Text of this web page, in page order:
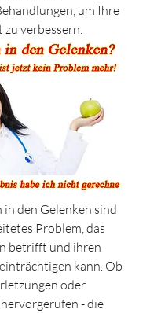
um Ihre
verbessern.
in den Gelenken sind
Problem, das
betrifft und ihren
kann. Ob
oder
- die